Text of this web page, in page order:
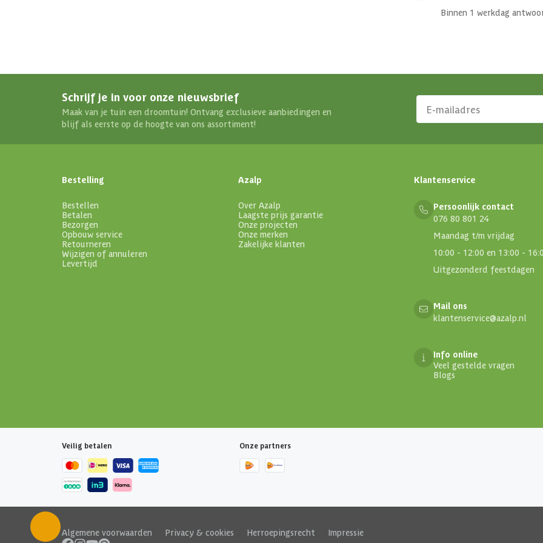
Binnen 1 werkdag
Schrijf je in voor onze nieuwsbrief
Maak van je tuin een droomtuin! Ontvang exclusieve aanbiedingen en
blijf als eerste op de hoogte van ons assortiment!
Bestelling
Bestellen
Betalen
Bezorgen
Opbouw service
Retourneren
Wijzigen of annuleren
Levertijd
Azalp
Over Azalp
Laagste prijs garantie
Onze projecten
Onze merken
Zakelijke klanten
Klantenservice
Persoonlijk contact
076 80 801 24
Maandag t/m vrijdag
10:00 - 12:00 en 13:00 -
Uitgezonderd feestdagen
Mail ons
klantenservice@azalp.nl
Info online
Veel gestelde vragen
Blogs
Veilig betalen Onze partners
Algemene voorwaarden Privacy & cookies Herroepingsrecht Impressie